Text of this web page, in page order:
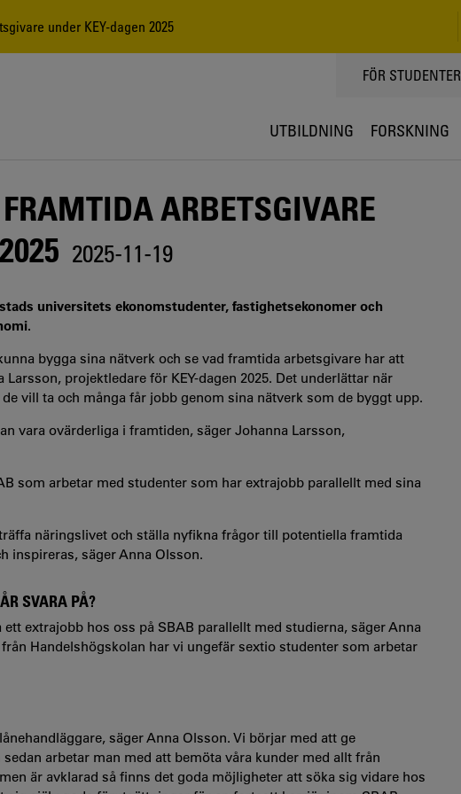
under KEY-dagen 2025
TOPPMENY
FÖR STUDENTER
UTBILDNING FORSKNING
ARBETSGIVARE
2025-11-19
universitets ekonomstudenter, fastighetsekonomer och
bygga sina nätverk och se vad framtida arbetsgivare har att
projektledare för KEY-dagen 2025. Det underlättar när
vill ta och många får jobb genom sina nätverk som de byggt upp.
vara ovärderliga i framtiden, säger Johanna Larsson,
som arbetar med studenter som har extrajobb parallellt med sina
näringslivet och ställa nyfikna frågor till potentiella framtida
inspireras, säger Anna Olsson.
SVARA PÅ?
extrajobb hos oss på SBAB parallellt med studierna, säger Anna
Handelshögskolan har vi ungefär sextio studenter som arbetar
säger Anna Olsson. Vi börjar med att ge
arbetar man med att bemöta våra kunder med allt från
är avklarad så finns det goda möjligheter att söka sig vidare hos